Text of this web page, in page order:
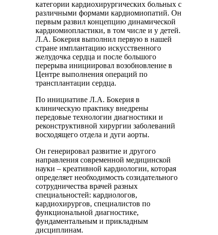
категории кардиохирургических больных с
различными формами кардиомиопатий. Он
первым развил концепцию динамической
кардиомиопластики, в том числе и у детей.
Л.А. Бокерия выполнил первую в нашей
стране имплантацию искусственного
желудочка сердца и после большого
перерыва инициировал возобновление в
Центре выполнения операций по
трансплантации сердца.
По инициативе Л.А. Бокерия в
клиническую практику внедрены
передовые технологии диагностики и
реконструктивной хирургии заболеваний
восходящего отдела и дуги аорты.
Он генерировал развитие и другого
направления современной медицинской
науки – креативной кардиологии, которая
определяет необходимость созидательного
сотрудничества врачей разных
специальностей: кардиологов,
кардиохирургов, специалистов по
функциональной диагностике,
фундаментальным и прикладным
дисциплинам.